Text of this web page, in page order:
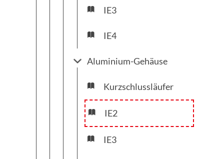
IE3
IE4
Aluminium-Gehäuse
Kurzschlussläufer
IE2
IE3